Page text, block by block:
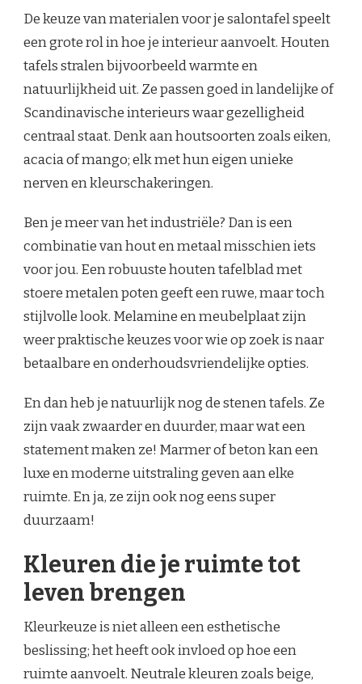
De keuze van materialen voor je salontafel speelt
een grote rol in hoe je interieur aanvoelt. Houten
tafels stralen bijvoorbeeld warmte en
natuurlijkheid uit. Ze passen goed in landelijke of
Scandinavische interieurs waar gezelligheid
centraal staat. Denk aan houtsoorten zoals eiken,
acacia of mango; elk met hun eigen unieke
nerven en kleurschakeringen.
Ben je meer van het industriële? Dan is een
combinatie van hout en metaal misschien iets
voor jou. Een robuuste houten tafelblad met
stoere metalen poten geeft een ruwe, maar toch
stijlvolle look. Melamine en meubelplaat zijn
weer praktische keuzes voor wie op zoek is naar
betaalbare en onderhoudsvriendelijke opties.
En dan heb je natuurlijk nog de stenen tafels. Ze
zijn vaak zwaarder en duurder, maar wat een
statement maken ze! Marmer of beton kan een
luxe en moderne uitstraling geven aan elke
ruimte. En ja, ze zijn ook nog eens super
duurzaam!
Kleuren die je ruimte tot
leven brengen
Kleurkeuze is niet alleen een esthetische
beslissing; het heeft ook invloed op hoe een
ruimte aanvoelt. Neutrale kleuren zoals beige,